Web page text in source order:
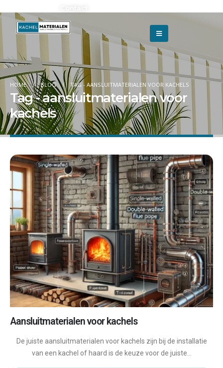
HOME BLOG TAG - AANSLUITMATERIALEN VOOR KACHELS
Tag - aansluitmaterialen voor
kachels
Aansluitmaterialen voor kachels
De juiste aansluitmaterialen voor kachels zijn bij de installatie
van een kachel of haard is de keuze voor de juiste...